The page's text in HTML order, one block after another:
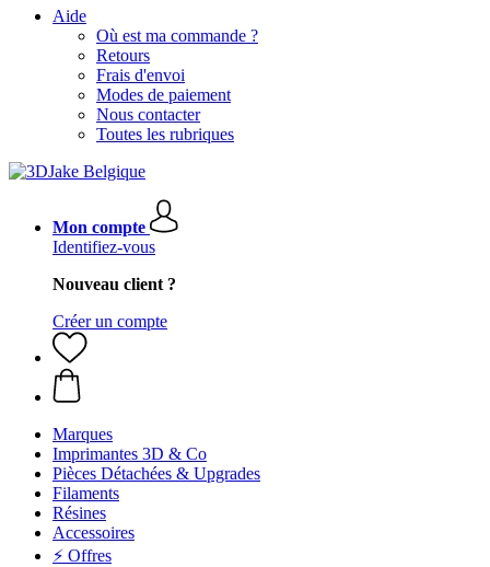
Aide
Où est ma commande ?
Retours
Frais d'envoi
Modes de paiement
Nous contacter
Toutes les rubriques
Mon compte
Identifiez-vous
Nouveau client ?
Créer un compte
Marques
Imprimantes 3D & Co
Pièces Détachées & Upgrades
Filaments
Résines
Accessoires
⚡ Offres